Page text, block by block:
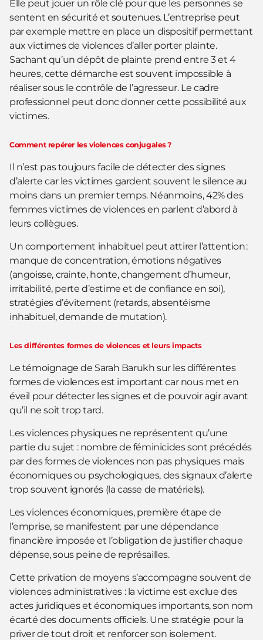
Elle peut jouer un rôle clé pour que les personnes se
sentent en sécurité et soutenues. L’entreprise peut
par exemple mettre en place un dispositif permettant
aux victimes de violences d’aller porter plainte.
Sachant qu’un dépôt de plainte prend entre 3 et 4
heures, cette démarche est souvent impossible à
réaliser sous le contrôle de l’agresseur. Le cadre
professionnel peut donc donner cette possibilité aux
victimes.
Comment repérer les violences conjugales ?
Il n’est pas toujours facile de détecter des signes
d’alerte car les victimes gardent souvent le silence au
moins dans un premier temps. Néanmoins, 42% des
femmes victimes de violences en parlent d’abord à
leurs collègues.
Un comportement inhabituel peut attirer l’attention :
manque de concentration, émotions négatives
(angoisse, crainte, honte, changement d’humeur,
irritabilité, perte d’estime et de confiance en soi),
stratégies d’évitement (retards, absentéisme
inhabituel, demande de mutation).
Les différentes formes de violences et leurs impacts
Le témoignage de Sarah Barukh sur les différentes
formes de violences est important car nous met en
éveil pour détecter les signes et de pouvoir agir avant
qu’il ne soit trop tard.
Les violences physiques ne représentent qu’une
partie du sujet : nombre de féminicides sont précédés
par des formes de violences non pas physiques mais
économiques ou psychologiques, des signaux d’alerte
trop souvent ignorés (la casse de matériels).
Les violences économiques, première étape de
l’emprise, se manifestent par une dépendance
financière imposée et l’obligation de justifier chaque
dépense, sous peine de représailles.
Cette privation de moyens s’accompagne souvent de
violences administratives : la victime est exclue des
actes juridiques et économiques importants, son nom
écarté des documents officiels. Une stratégie pour la
priver de tout droit et renforcer son isolement.